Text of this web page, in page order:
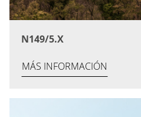
N149/5.X
MÁS INFORMACIÓN